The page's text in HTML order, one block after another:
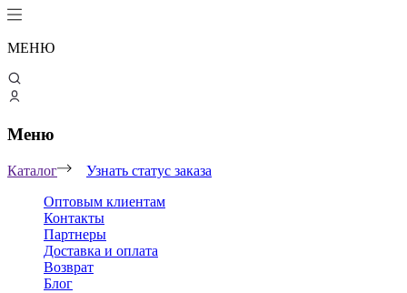
МЕНЮ
Меню
Каталог
Узнать статус заказа
Оптовым клиентам
Контакты
Партнеры
Доставка и оплата
Возврат
Блог